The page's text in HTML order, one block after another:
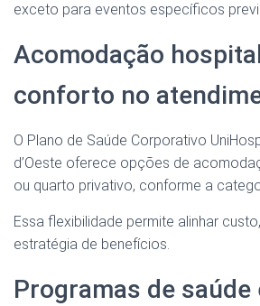
exceto para eventos específicos
Acomodação
conforto no
O Plano de Saúde Corporativo
d’Oeste oferece opções de
ou quarto privativo, conforme a
Essa flexibilidade permite alinhar
estratégia de benefícios.
Programas de saúde